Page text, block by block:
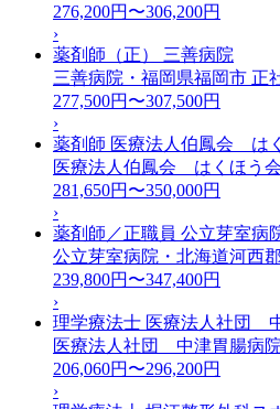
276,200円〜306,200円
›
薬剤師（正） 三善病院
三善病院・福岡県福岡市 正
277,500円〜307,500円
›
薬剤師 医療法人伯鳳会 は
医療法人伯鳳会 はくほう
281,650円〜350,000円
›
薬剤師／正職員 公立芽室病
公立芽室病院・北海道河西
239,800円〜347,400円
›
理学療法士 医療法人社団
医療法人社団 中津胃腸病
206,060円〜296,200円
›